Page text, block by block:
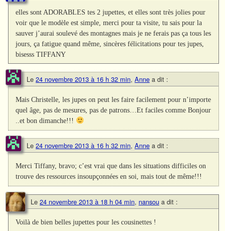
elles sont ADORABLES tes 2 jupettes, et elles sont très jolies pour
voir que le modèle est simple, merci pour ta visite, tu sais pour la
sauver j’aurai soulevé des montagnes mais je ne ferais pas ça tous les
jours, ça fatigue quand même, sincères félicitations pour tes jupes,
bisesss TIFFANY
Le 24 novembre 2013 à 16 h 32 min, Anne a dit :
Mais Christelle, les jupes on peut les faire facilement pour n’importe
quel âge, pas de mesures, pas de patrons…Et faciles comme Bonjour
..et bon dimanche!!!
Le 24 novembre 2013 à 16 h 32 min, Anne a dit :
Merci Tiffany, bravo; c’est vrai que dans les situations difficiles on
trouve des ressources insoupçonnées en soi, mais tout de même!!!
Le 24 novembre 2013 à 18 h 04 min, nansou a dit :
Voilà de bien belles jupettes pour les cousinettes !